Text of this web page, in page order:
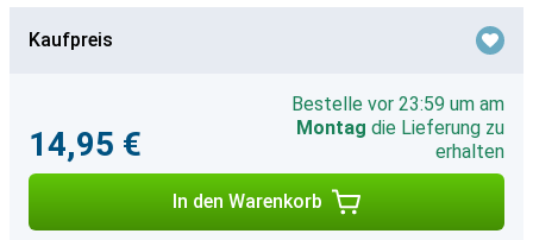
Kaufpreis
14,95 €
Bestelle vor 23:59 um am
Montag die Lieferung zu
erhalten
In den Warenkorb